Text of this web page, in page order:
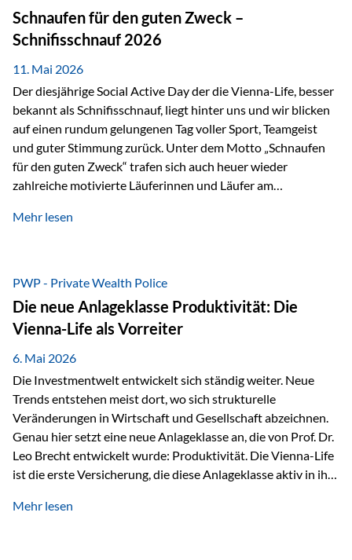
der Oculus Value Capital Fund für einen langfristig
orientierten Value-Investing-Ansatz mit Fokus auf
fundamentale Unternehmensanalyse und nachhaltige
Wertentwicklung. Der Investmentansatz: Value Investing
mit Weitblick Im Zentrum steht ein…
Schnaufen für den guten Zweck –
Schnifisschnauf 2026
11. Mai 2026
Der diesjährige Social Active Day der die Vienna-Life, besser
bekannt als Schnifisschnauf, liegt hinter uns und wir blicken
auf einen rundum gelungenen Tag voller Sport, Teamgeist
und guter Stimmung zurück. Unter dem Motto „Schnaufen
für den guten Zweck“ trafen sich auch heuer wieder
zahlreiche motivierte Läuferinnen und Läufer am
Höchstleistungen für einen guten Zweck zu erbringen. Mit
Mäder gesammelt werden konnten. Die anspruchsvolle
Strecke mit rund 4,8 Kilometern und 680 Höhenmetern
stellte die Teilnehmerinnen und Teilnehmer vor eine
sportliche Herausforderung. Doch…
Mehr lesen
PWP - Private Wealth Police
Die neue Anlageklasse Produktivität: Die
Vienna-Life als Vorreiter
6. Mai 2026
Die Investmentwelt entwickelt sich ständig weiter. Neue
Trends entstehen meist dort, wo sich strukturelle
Veränderungen in Wirtschaft und Gesellschaft abzeichnen.
Genau hier setzt eine neue Anlageklasse an, die von Prof. Dr.
Leo Brecht entwickelt wurde: Produktivität. Die Vienna-Life
ist die erste Versicherung, die diese Anlageklasse aktiv in ihre
Vorreiter. Warum auf das Thema Produktivität setzen? Die
Mehr lesen